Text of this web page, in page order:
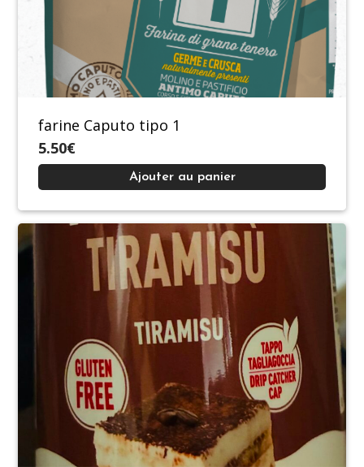
farine Caputo tipo 1
5.50€
Ajouter au panier